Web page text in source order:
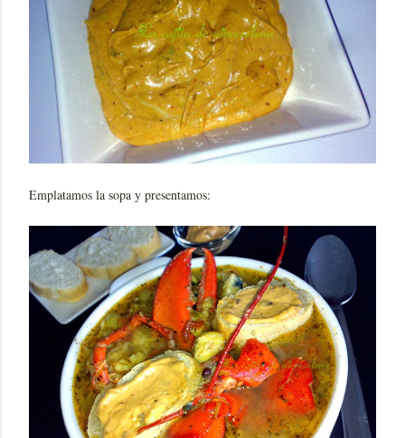
Emplatamos la sopa y presentamos: